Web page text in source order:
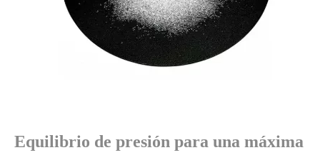
Equilibrio de presión para una máxima